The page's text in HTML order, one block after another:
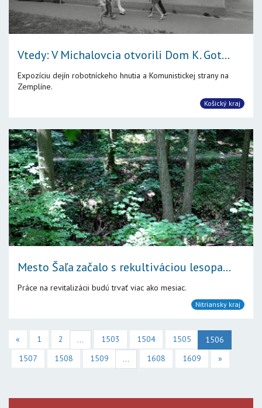
Vtedy: V Michalovcia otvorili Dom K. Got...
Expozíciu dejín robotníckeho hnutia a Komunistickej strany na
Zemplíne.
Košický kraj
Mesto Šaľa začalo s rekultiváciou lesopa...
Práce na revitalizácii budú trvať viac ako mesiac.
Nitriansky kraj
« 1 2 ... 1503 1504 1505
1506
1507
1508 1509 ... 1608 1609 »